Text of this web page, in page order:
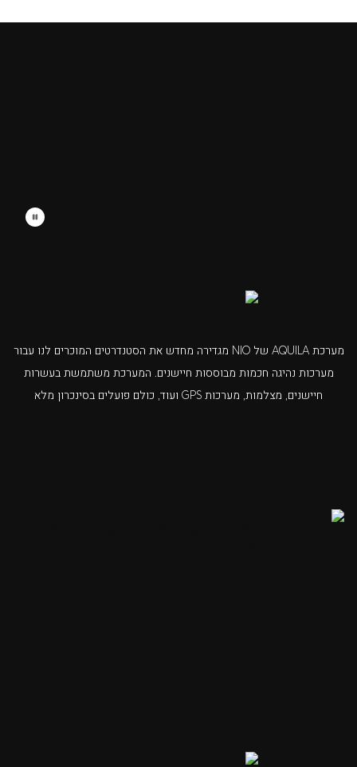
מערכת AQUILA של NIO מגדירה מחדש את הסטנדרטים המוכרים לנו עבור
מערכות נהיגה חכמות מבוססות חיישנים. המערכת משתמשת בעשרות
חיישנים, מצלמות, מערכות GPS ועוד, כולם פועלים בסינכרון מלא